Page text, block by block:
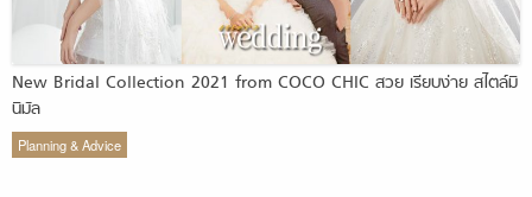
New Bridal Collection 2021 from COCO CHIC สวย เรียบง่าย สไตล์มิ
นิมัล
Planning & Advice